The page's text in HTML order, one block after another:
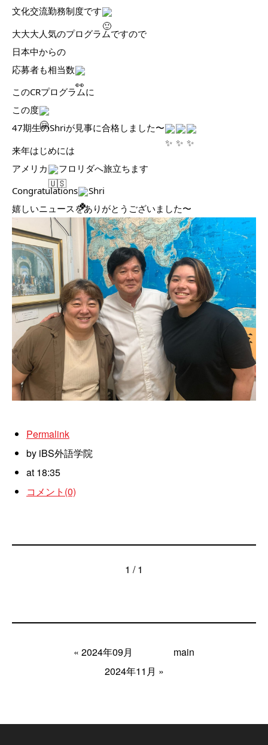
文化交流勤務制度です
大大大人気のプログラムですので
日本中からの
応募者も相当数
このCRプログラムに
この度
47期生のShriが見事に合格しました〜
来年はじめには
アメリカ
フロリダへ旅立ちます
Congratulations
Shri
嬉しいニュースをありがとうございました〜
Permalink
by iBS外語学院
at 18:35
コメント(0)
1 / 1
« 2024年09月
main
2024年11月 »